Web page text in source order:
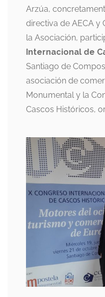
Arzúa,
directiva de AECA y
la Asociación,
Internacional de
Santiago de
asociación de
Monumental y la
Cascos Históricos,